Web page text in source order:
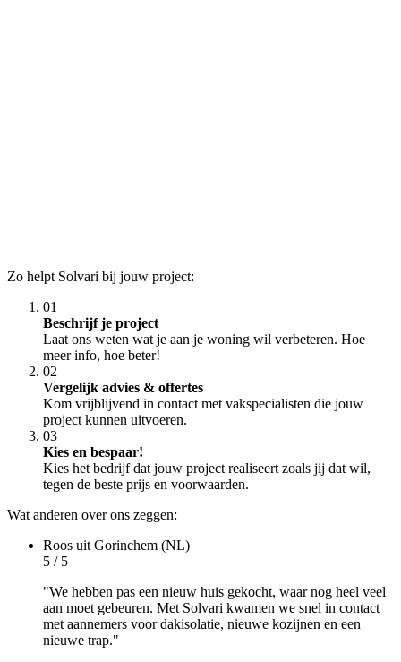
Zo helpt Solvari bij jouw project:
01
Beschrijf je project
Laat ons weten wat je aan je woning wil verbeteren. Hoe
meer info, hoe beter!
02
Vergelijk advies & offertes
Kom vrijblijvend in contact met vakspecialisten die jouw
project kunnen uitvoeren.
03
Kies en bespaar!
Kies het bedrijf dat jouw project realiseert zoals jij dat wil,
tegen de beste prijs en voorwaarden.
Wat anderen over ons zeggen:
Roos uit Gorinchem (NL)
5 / 5
"We hebben pas een nieuw huis gekocht, waar nog heel veel
aan moet gebeuren. Met Solvari kwamen we snel in contact
met aannemers voor dakisolatie, nieuwe kozijnen en een
nieuwe trap."